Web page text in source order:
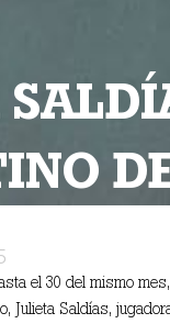
el 30 del mismo
Julieta Saldías,